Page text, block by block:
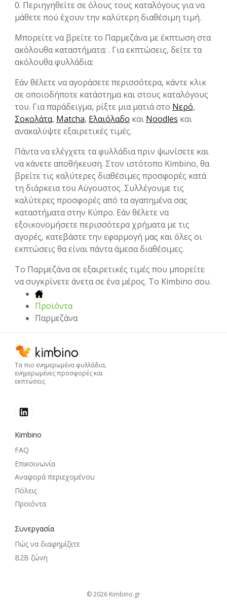
0. Περιηγηθείτε σε όλους τους καταλόγους για να
μάθετε πού έχουν την καλύτερη διαθέσιμη τιμή.
Μπορείτε να βρείτε το Παρμεζάνα με έκπτωση στα
ακόλουθα καταστήματα: . Για εκπτώσεις, δείτε τα
ακόλουθα φυλλάδια:
Εάν θέλετε να αγοράσετε περισσότερα, κάντε κλικ
σε οποιοδήποτε κατάστημα και στους καταλόγους
του. Για παράδειγμα, ρίξτε μια ματιά στο Νερό,
Σοκολάτα, Matcha, Ελαιόλαδο και Noodles και
ανακαλύψτε εξαιρετικές τιμές.
Πάντα να ελέγχετε τα φυλλάδια πριν ψωνίσετε και
να κάνετε αποθήκευση. Στον ιστότοπο Kimbino, θα
βρείτε τις καλύτερες διαθέσιμες προσφορές κατά
τη διάρκεια του Αύγουστος. Συλλέγουμε τις
καλύτερες προσφορές από τα αγαπημένα σας
καταστήματα στην Κύπρο. Εάν θέλετε να
εξοικονομήσετε περισσότερα χρήματα με τις
αγορές, κατεβάστε την εφαρμογή μας και όλες οι
εκπτώσεις θα είναι πάντα άμεσα διαθέσιμες.
To Παρμεζάνα σε εξαιρετικές τιμές που μπορείτε
να συγκρίνετε άνετα σε ένα μέρος. Το Kimbino σου.
Προϊόντα
Παρμεζάνα
Τα πιο ενημερωμένα φυλλάδια,
ενημερωμένες προσφορές και
εκπτώσεις
Kimbino
FAQ
Επικοινωνία
Αναφορά περιεχομένου
Πόλεις
Προϊόντα
Συνεργασία
Πώς να διαφημίζετε
B2B ζώνη
© 2026 kimbino.gr